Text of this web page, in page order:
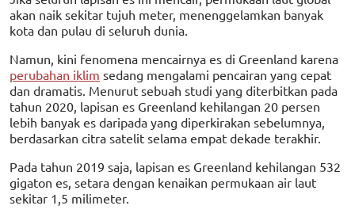
akan naik sekitar tujuh meter, menenggelamkan banyak
kota dan pulau di seluruh dunia.
Namun, kini fenomena mencairnya es di Greenland karena
perubahan iklim sedang mengalami pencairan yang cepat
dan dramatis. Menurut sebuah studi yang diterbitkan pada
tahun 2020, lapisan es Greenland kehilangan 20 persen
lebih banyak es daripada yang diperkirakan sebelumnya,
berdasarkan citra satelit selama empat dekade terakhir.
Pada tahun 2019 saja, lapisan es Greenland kehilangan 532
gigaton es, setara dengan kenaikan permukaan air laut
sekitar 1,5 milimeter.